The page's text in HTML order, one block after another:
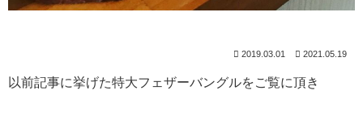
2019.03.01 2021.05.19
以前記事に挙げた特大フェザーバングルをご覧に頂き